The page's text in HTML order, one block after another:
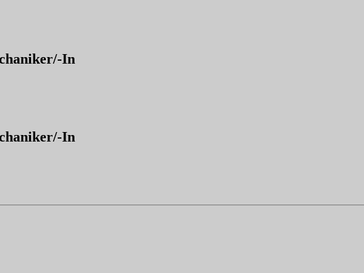
In
In